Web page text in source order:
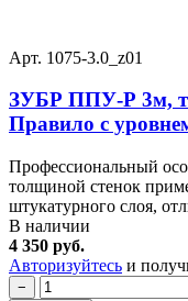
Арт. 1075-3.0_z01
ЗУБР ППУ-Р 3м,
Правило с
Профессиональный
толщиной стенок
штукатурного слоя,
В наличии
4 350 руб.
Авторизуйтесь и
−